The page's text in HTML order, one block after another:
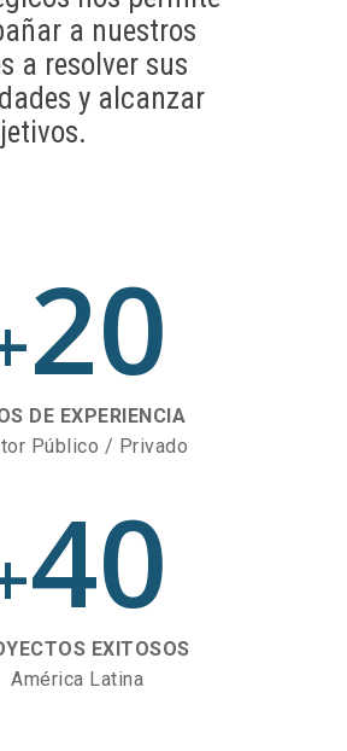
a nuestros
a resolver sus
y alcanzar
20
DE EXPERIENCIA
Público / Privado
40
EXITOSOS
América Latina